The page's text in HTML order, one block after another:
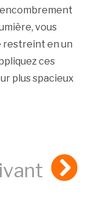
vous
restreint en un
ces
plus spacieux